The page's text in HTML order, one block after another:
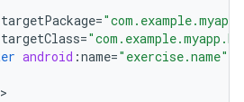
targetPackage="com.example.myapp"
targetClass=
android :name="exercise.name"
>